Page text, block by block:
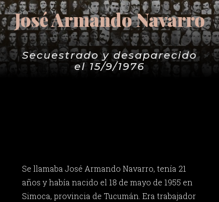
José Armando Navarro
Secuestrado y desaparecido
el 15/9/1976
Se llamaba José Armando Navarro, tenía 21
años y había nacido el 18 de mayo de 1955 en
Simoca, provincia de Tucumán. Era trabajador